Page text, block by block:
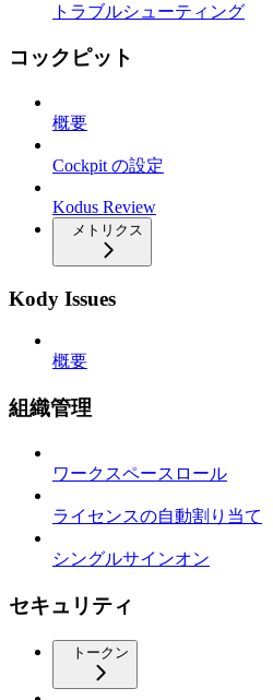
トラブルシューティング
コックピット
概要
Cockpit の設定
Kodus Review
メトリクス
Kody Issues
概要
組織管理
ワークスペースロール
ライセンスの自動割り当て
シングルサインオン
セキュリティ
トークン